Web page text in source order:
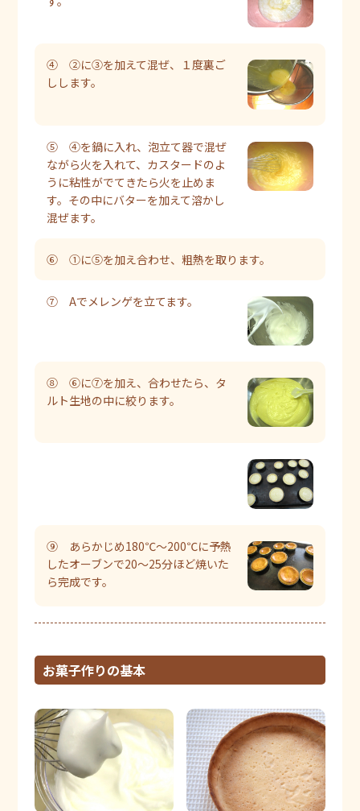
④ ②に③を加えて混ぜ、１度裏ご
しします。
⑤ ④を鍋に入れ、泡立て器で混ぜ
ながら火を入れて、カスタードのよ
うに粘性がでてきたら火を止めま
す。その中にバターを加えて溶かし
混ぜます。
⑥ ①に⑤を加え合わせ、粗熱を取ります。
⑦ Aでメレンゲを立てます。
⑧ ⑥に⑦を加え、合わせたら、タ
ルト生地の中に絞ります。
⑨ あらかじめ180℃～200℃に予熱
したオーブンで20～25分ほど焼いた
ら完成です。
お菓子作りの基本